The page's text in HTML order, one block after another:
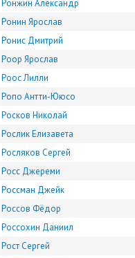
Ронжин Александр
Ронин Ярослав
Ронис Дмитрий
Роор Ярослав
Роос Лилли
Ропо Антти-Ююсо
Росков Николай
Рослик Елизавета
Росляков Сергей
Росс Джереми
Россман Джейк
Россов Фёдор
Россохин Даниил
Рост Сергей